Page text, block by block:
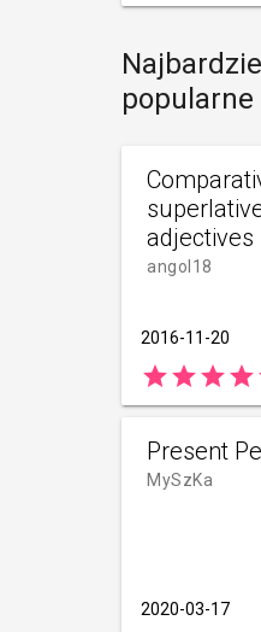
popularne
adjectives
angol18
2016-11-20
starstarstarstar
Present
MySzKa
2020-03-17